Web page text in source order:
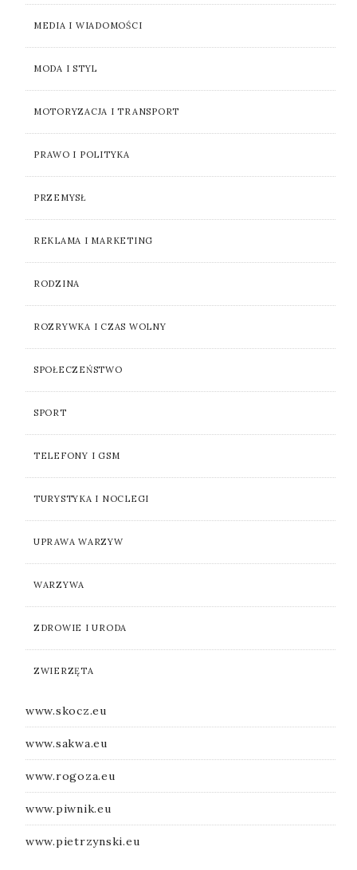
MEDIA I WIADOMOŚCI
MODA I STYL
MOTORYZACJA I TRANSPORT
PRAWO I POLITYKA
PRZEMYSŁ
REKLAMA I MARKETING
RODZINA
ROZRYWKA I CZAS WOLNY
SPOŁECZEŃSTWO
SPORT
TELEFONY I GSM
TURYSTYKA I NOCLEGI
UPRAWA WARZYW
WARZYWA
ZDROWIE I URODA
ZWIERZĘTA
www.skocz.eu
www.sakwa.eu
www.rogoza.eu
www.piwnik.eu
www.pietrzynski.eu